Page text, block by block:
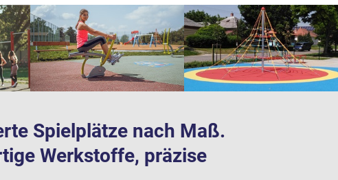
Spielplätze nach Maß.
Werkstoffe, präzise